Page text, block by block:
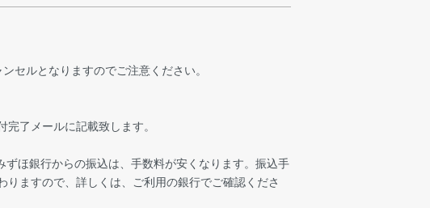
セルとなりますのでご注意ください。
了メールに記載致します。
ほ銀行からの振込は、手数料が安くなります。振込手
ますので、詳しくは、ご利用の銀行でご確認くださ